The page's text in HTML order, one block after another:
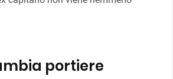
portiere